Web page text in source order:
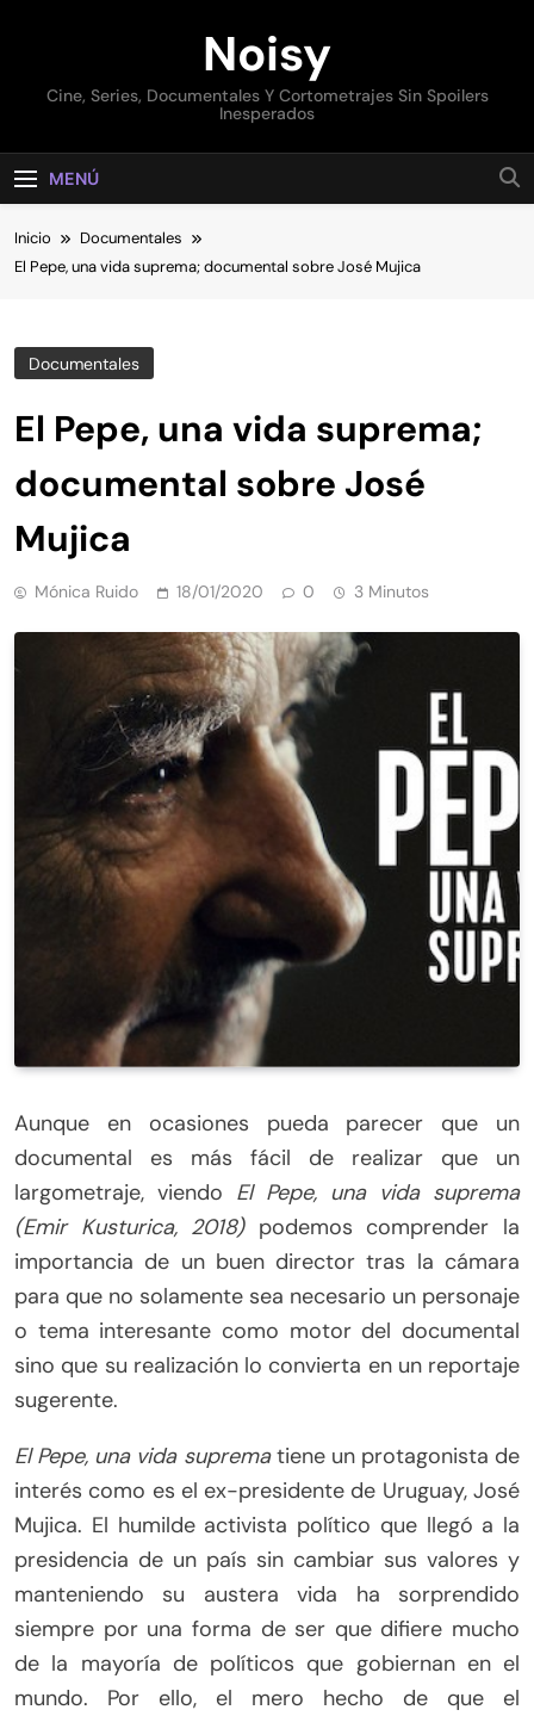
Noisy
Cine, Series, Documentales Y Cortometrajes Sin Spoilers
Inesperados
MENÚ
Inicio
Documentales
El Pepe, una vida suprema; documental sobre José Mujica
Documentales
El Pepe, una vida suprema;
documental sobre José
Mujica
Mónica Ruido 18/01/2020 0 3 Minutos
Aunque en ocasiones pueda parecer que un
documental es más fácil de realizar que un
largometraje, viendo El Pepe, una vida suprema
(Emir Kusturica, 2018)podemos comprender la
importancia de un buen director tras la cámara
para que no solamente sea necesario un personaje
o tema interesante como motor del documental
sino que su realización lo convierta en un reportaje
sugerente.
El Pepe, una vida suprematiene un protagonista de
interés como es el ex-presidente de Uruguay, José
Mujica. El humilde activista político que llegó a la
presidencia de un país sin cambiar sus valores y
manteniendo su austera vida ha sorprendido
siempre por una forma de ser que difiere mucho
de la mayoría de políticos que gobiernan en el
mundo. Por ello, el mero hecho de que el